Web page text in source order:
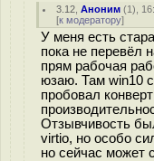
3.12 ,Аноним (1),
[к модератору]
У меня есть
пока не перевёл
прям рабочая
юзаю. Там win10
пробовал
Отзывчивость
virtio, но особо
но сейчас может